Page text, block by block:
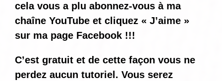
cela vous a plu abonnez-vous à ma
chaîne YouTube et cliquez « J’aime »
sur ma page Facebook !!!
C’est gratuit et de cette façon vous ne
perdez aucun tutoriel. Vous serez